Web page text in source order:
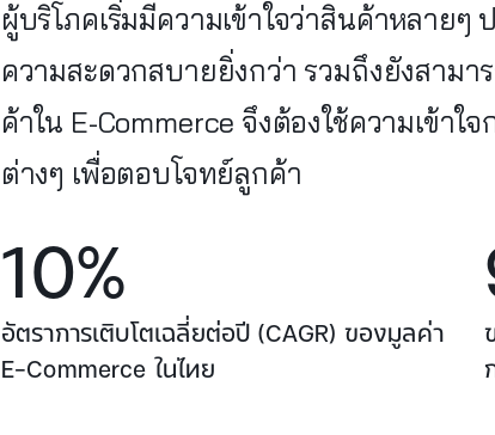
ผู้บริโภคเริ่มมีความเข้าใจว่าสินค้าหลายๆ
ความสะดวกสบายยิ่งกว่า รวมถึงยังสามา
ค้าใน E-Commerce จึงต้องใช้ความเข้า
ต่างๆ เพื่อตอบโจทย์ลูกค้า
10%
อัตราการเติบโตเฉลี่ยต่อปี (CAGR) ของมูลค่า
E-Commerce ในไทย